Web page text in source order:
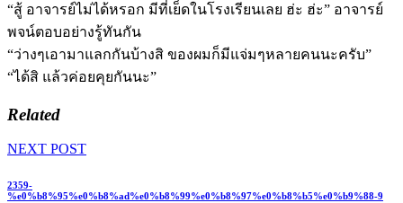
“สู้ อาจารย์ไม่ได้หรอก มีที่เย็ดในโรงเรียนเลย ฮ่ะ ฮ่ะ” อาจารย์
พจน์ตอบอย่างรู้ทันกัน
“ว่างๆเอามาแลกกันบ้างสิ ของผมก็มีแจ่มๆหลายคนนะครับ”
“ได้สิ แล้วค่อยคุยกันนะ”
Related
NEXT POST
2359-
%e0%b8%95%e0%b8%ad%e0%b8%99%e0%b8%97%e0%b8%b5%e0%b9%88-9